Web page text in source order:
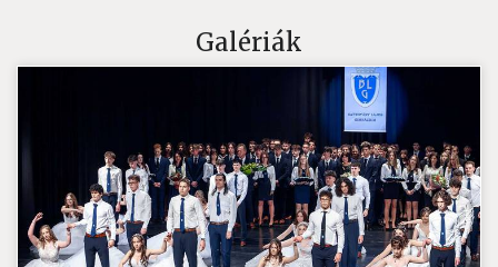
Galériák